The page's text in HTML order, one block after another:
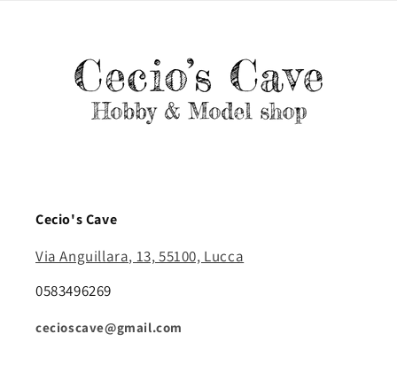
Cecio's Cave
Via Anguillara, 13, 55100, Lucca
0583496269
cecioscave@gmail.com